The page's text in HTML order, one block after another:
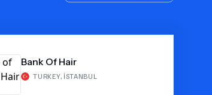
Neurology
Organ Transplants
Bank Of Hair
TURKEY, İSTANBUL